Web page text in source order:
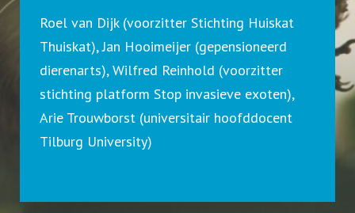
Roel van Dijk (voorzitter Stichting Huiskat
Thuiskat), Jan Hooimeijer (gepensioneerd
dierenarts), Wilfred Reinhold (voorzitter
stichting platform Stop invasieve exoten),
Arie Trouwborst (universitair hoofddocent
Tilburg University)